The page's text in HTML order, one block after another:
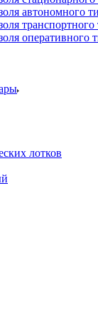
автономного
транспортного
оперативного
лотков